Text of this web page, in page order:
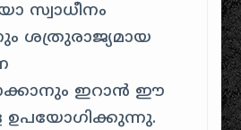
സ്വാധീനം
ശത്രുരാജ്യമായ
ഇറാൻ ഈ